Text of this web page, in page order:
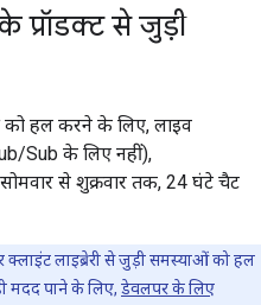
प्रॉडक्ट से जुड़ी
हल करने के लिए, लाइव
Sub के लिए नहीं),
से शुक्रवार तक, 24 घंटे चैट
लाइब्रेरी से जुड़ी समस्याओं को हल
मदद पाने के लिए, डेवलपर के लिए